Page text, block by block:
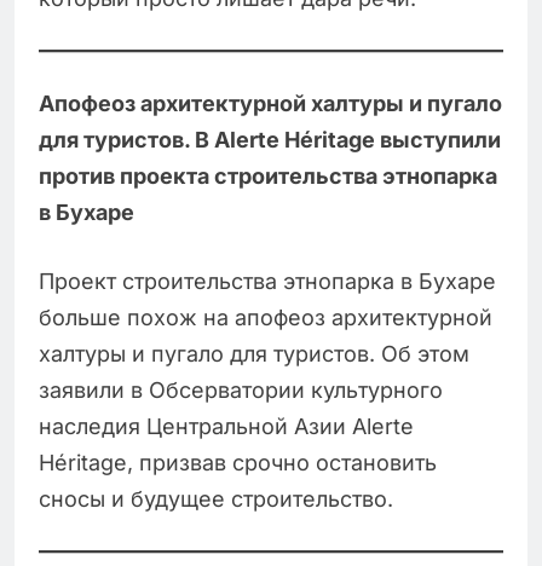
Апофеоз архитектурной халтуры и пугало
для туристов. В Alerte Héritage выступили
против проекта строительства этнопарка
в Бухаре
Проект строительства этнопарка в Бухаре
больше похож на апофеоз архитектурной
халтуры и пугало для туристов. Об этом
заявили в Обсерватории культурного
наследия Центральной Азии Alerte
Héritage, призвав срочно остановить
сносы и будущее строительство.